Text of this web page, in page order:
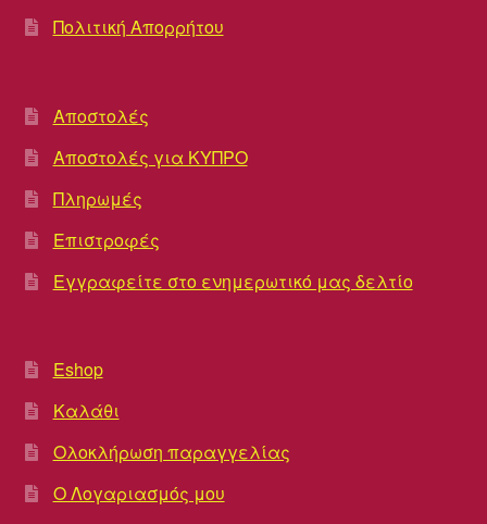
Πολιτική Απορρήτου
Αποστολές
Αποστολές για ΚΥΠΡΟ
Πληρωμές
Επιστροφές
Εγγραφείτε στο ενημερωτικό μας δελτίο
Eshop
Καλάθι
Ολοκλήρωση παραγγελίας
Ο Λογαριασμός μου